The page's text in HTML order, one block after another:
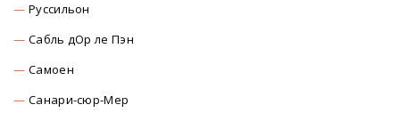
Руссильон
Сабль дОр ле Пэн
Самоен
Санари-сюр-Мер